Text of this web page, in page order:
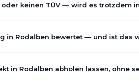
oder keinen TÜV — wird es trotzdem
direkt in Rodalben an. Der Zustand
Motorschaden Ohne TÜV
in Rodalben bewertet — und ist das
Kilometerstand, Ausstattung,
in Rodalben abholen lassen, ohne